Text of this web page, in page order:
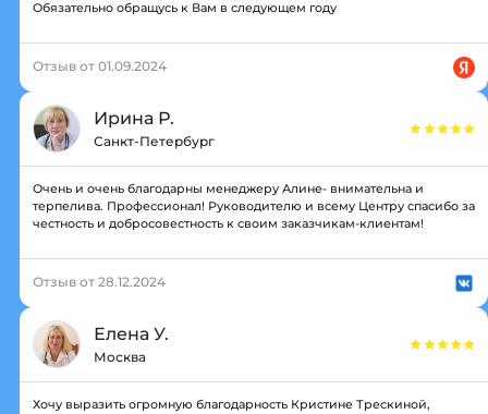
Обязательно обращусь к Вам в следующем году
Отзыв от 01.09.2024
Ирина Р.
Санкт-Петербург
Очень и очень благодарны менеджеру Алине- внимательна и
терпелива. Профессионал! Руководителю и всему Центру спасибо за
честность и добросовестность к своим заказчикам-клиентам!
Отзыв от 28.12.2024
Елена У.
Москва
Хочу выразить огромную благодарность Кристине Трескиной,